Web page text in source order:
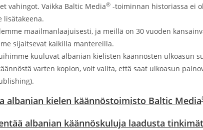
vahingot. Vaikka Baltic Media®-toiminnan historiassa ei
lisätakeena.
maailmanlaajuisesti, ja meillä on 30 vuoden
sijaitsevat kaikilla mantereilla.
kuuluvat albanian kielisten käännösten ulkoasun
varten kopion, voit valita, että saat ulkoasun
albanian kielen käännöstoimisto Baltic Media
albanian käännöskuluja laadusta